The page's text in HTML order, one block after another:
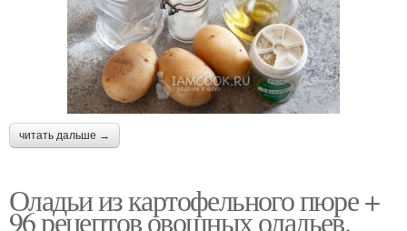
читать дальше →
Оладьи из картофельного пюре +
96 рецептов овощных оладьев.